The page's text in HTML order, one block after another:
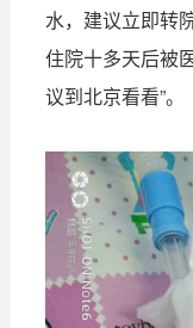
水，建议立即转
住院十多天后被
议到北京看看”。